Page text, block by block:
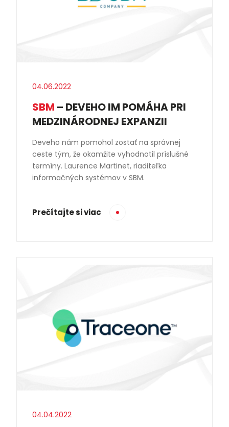
04.06.2022
SBM – DEVEHO IM POMÁHA PRI
MEDZINÁRODNEJ EXPANZII
Deveho nám pomohol zostať na správnej
ceste tým, že okamžite vyhodnotil príslušné
termíny. Laurence Martinet, riaditeľka
informačných systémov v SBM.
Prečítajte si viac
04.04.2022